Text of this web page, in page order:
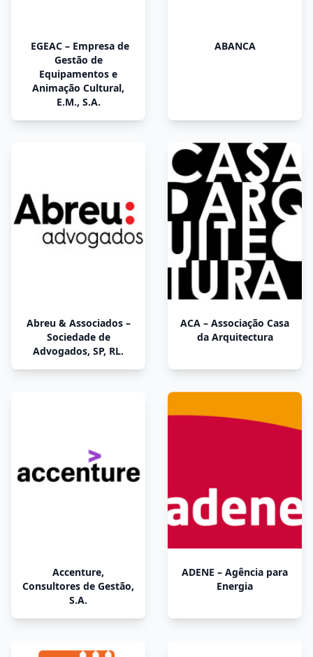
EGEAC – Empresa de
Gestão de
Equipamentos e
Animação Cultural,
E.M., S.A.
ABANCA
Abreu & Associados –
Sociedade de
Advogados, SP, RL.
ACA – Associação Casa
da Arquitectura
Accenture,
Consultores de Gestão,
S.A.
ADENE – Agência para
Energia